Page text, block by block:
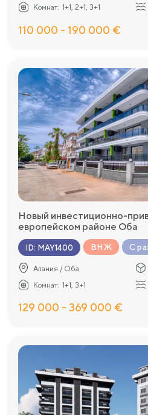
Комнат: 1+1, 2+1, 3+1
110 000 - 190 000 €
Новый инвестиционно-
европейском районе Оба
ID: MAY1400 ВНЖ С
Алания / Оба
Комнат: 1+1, 3+1
129 000 - 369 000 €